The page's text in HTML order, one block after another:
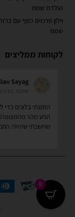
הולדת שמח
וילון פרנזים כסף עם
שמח
לקוחות ממליצים
Sayag
איכות
הזמנתי בלונים
הגיע מהר
שחשבתי שיהיו!!
0